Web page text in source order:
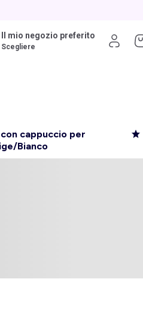
Il mio negozio preferito
Scegliere
cappuccio per
Bianco